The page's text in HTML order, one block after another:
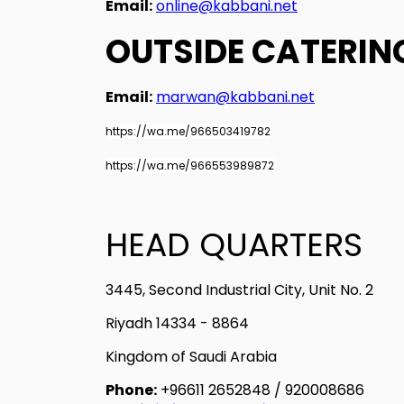
Email:online@kabbani.net
OUTSIDE
Email: marwan@kabbani.net
https://wa.me/966503419782
https://wa.me/966553989872
HEAD QUARTERS
3445, Second Industrial City, Unit No. 2
Riyadh 14334 - 8864
Kingdom of Saudi Arabia
Phone: +96611 2652848 / 920008686